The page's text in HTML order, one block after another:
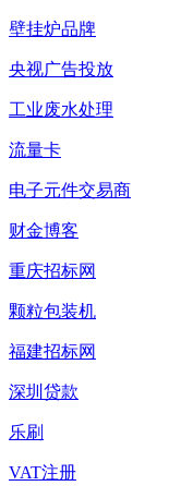
壁挂炉品牌
央视广告投放
工业废水处理
流量卡
电子元件交易商
财金博客
重庆招标网
颗粒包装机
福建招标网
深圳贷款
乐刷
VAT注册